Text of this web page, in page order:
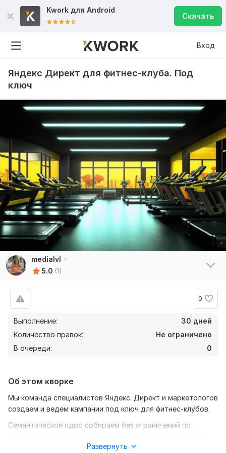
Kwork для Android
Скачать
Вход
Яндекс Директ для фитнес-клуба. Под
ключ
medialvl
5.0 (1)
0
Выполнение:
30 дней
Количество правок:
Не ограничено
В очереди:
0
Об этом кворке
Мы команда специалистов Яндекс. Директ и маркетологов
создаем и ведем кампании под ключ для фитнес-клубов.
Семантическое ядро собираем без ограничений по
бюджета). Настраиваем и проверяем системы аналитики.
Развернуть